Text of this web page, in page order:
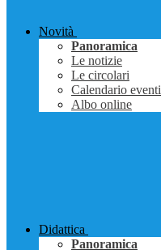
Novità
Panoramica
Le notizie
Le circolari
Calendario eventi
Albo online
Didattica
Panoramica